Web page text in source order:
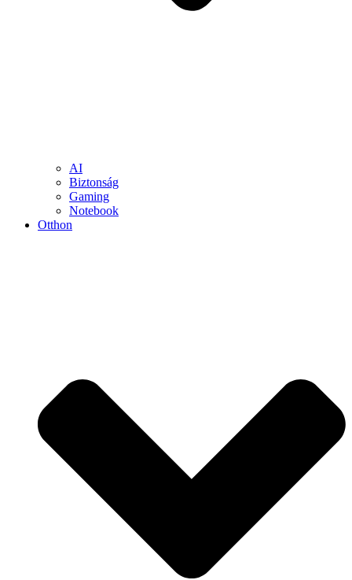
AI
Biztonság
Gaming
Notebook
Otthon